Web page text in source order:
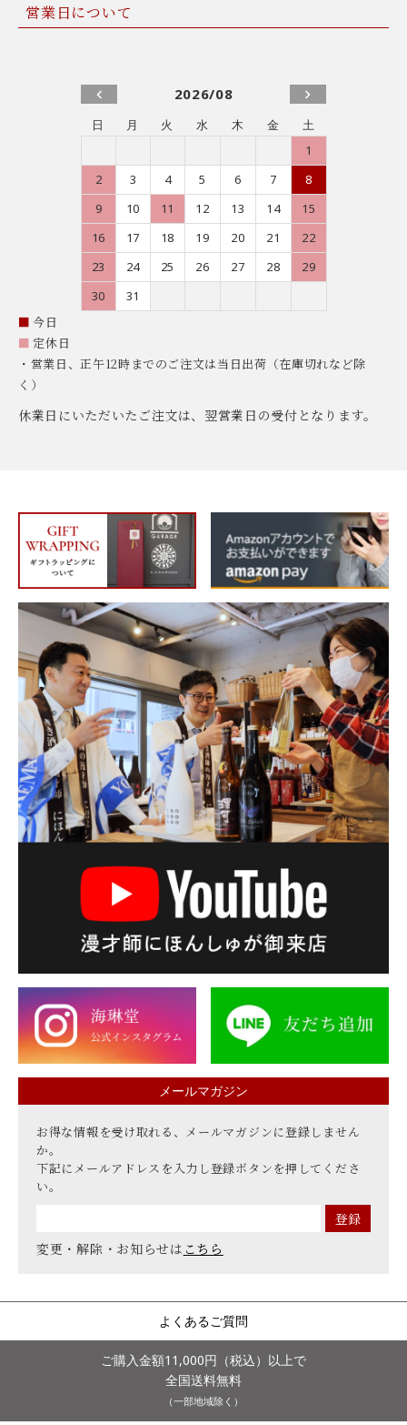
営業日について
2026/08
日 月 火 水 木 金
土
1
2
3 4 5 6 7
8
9
10 11 12 13 14
15
16
17 18 19 20 21
22
23
24 25 26 27 28
29
30
31
■ 今日
■ 定休日
・営業日、正午12時までのご注文は当日出荷（在庫切れなど除
く）
休業日にいただいたご注文は、翌営業日の受付となります。
メールマガジン
お得な情報を受け取れる、メールマガジンに登録しません
か。
下記にメールアドレスを入力し登録ボタンを押してくださ
い。
変更・解除・お知らせは こちら
よくあるご質問
ご購入金額11,000円（税込）以上で
全国送料無料
（一部地域除く）